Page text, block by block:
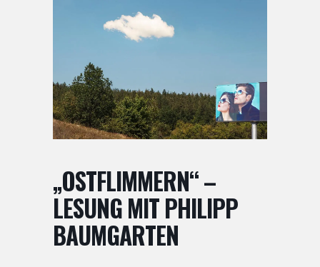
„OSTFLIMMERN“ –
LESUNG MIT PHILIPP
BAUMGARTEN